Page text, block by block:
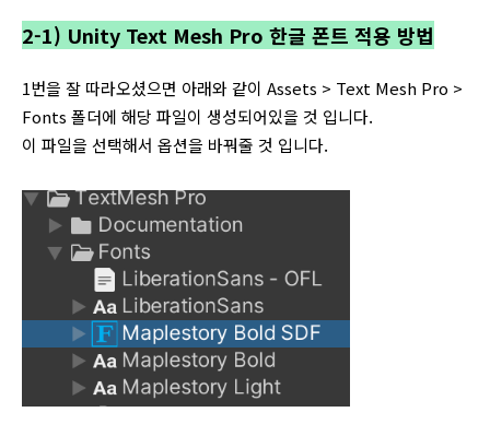
2-1) Unity Text Mesh Pro 한글 폰트 적용 방법
1번을 잘 따라오셨으면 아래와 같이 Assets > Text Mesh Pro >
Fonts 폴더에 해당 파일이 생성되어있을 것 입니다.
이 파일을 선택해서 옵션을 바꿔줄 것 입니다.